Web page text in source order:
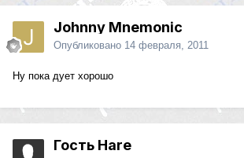
Johnny Mnemonic
Опубликовано 14 февраля, 2011
Ну пока дует хорошо
Гость Hare